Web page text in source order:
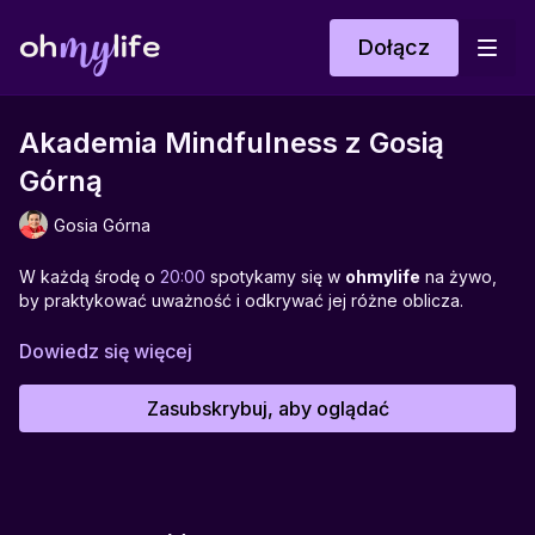
Dołącz
Akademia Mindfulness z Gosią
Górną
Gosia Górna
W każdą środę o 20:00 spotykamy się w ohmylife na żywo,
by praktykować uważność i odkrywać jej różne oblicza.
Spotkanie poprowadzi
To spotkanie prowadzi w głąb doświadczenia wyciszenia i
Dowiedz się więcej
Zasubskrybuj, aby oglądać